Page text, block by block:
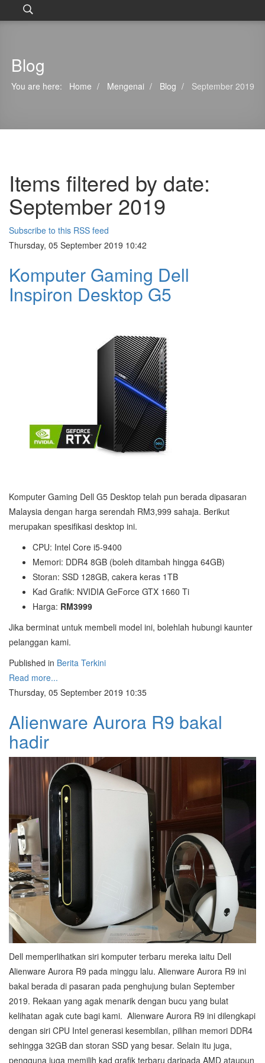
Blog
You are here: Home Mengenai Blog September 2019
Items filtered by date:
September 2019
Subscribe to this RSS feed
Thursday, 05 September 2019 10:42
Komputer Gaming Dell
Inspiron Desktop G5
Komputer Gaming Dell G5 Desktop telah pun berada dipasaran
Malaysia dengan harga serendah RM3,999 sahaja. Berikut
merupakan spesifikasi desktop ini.
CPU: Intel Core i5-9400
Memori: DDR4 8GB (boleh ditambah hingga 64GB)
Storan: SSD 128GB, cakera keras 1TB
Kad Grafik: NVIDIA GeForce GTX 1660 Ti
Harga: RM3999
Jika berminat untuk membeli model ini, bolehlah hubungi kaunter
pelanggan kami.
Published in Berita Terkini
Read more...
Thursday, 05 September 2019 10:35
Alienware Aurora R9 bakal
hadir
Dell memperlihatkan siri komputer terbaru mereka iaitu Dell
Alienware Aurora R9 pada minggu lalu. Alienware Aurora R9 ini
bakal berada di pasaran pada penghujung bulan September
2019. Rekaan yang agak menarik dengan bucu yang bulat
kelihatan agak cute bagi kami. Alienware Aurora R9 ini dilengkapi
dengan siri CPU Intel generasi kesembilan, pilihan memori DDR4
sehingga 32GB dan storan SSD yang besar. Selain itu juga,
pengguna juga memilih kad grafik terbaru daripada AMD ataupun